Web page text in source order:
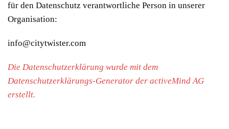
für den Datenschutz verantwortliche Person in unserer
Organisation:
info@citytwister.com
Die Datenschutzerklärung wurde mit dem
Datenschutzerklärungs-Generator der activeMind AG
erstellt.